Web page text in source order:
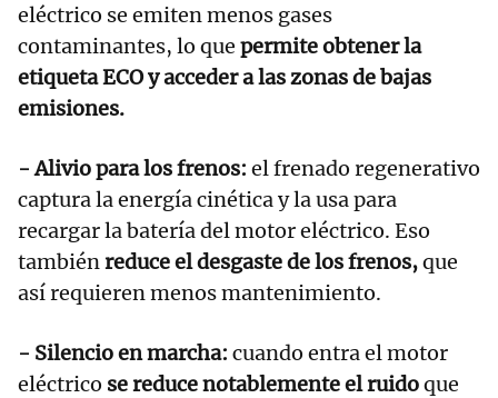
eléctrico se emiten menos gases
contaminantes, lo que permite obtener la
etiqueta ECO y acceder a las zonas de bajas
emisiones.
- Alivio para los frenos: el frenado regenerativo
captura la energía cinética y la usa para
recargar la batería del motor eléctrico. Eso
tambiénreduce el desgaste de los frenos,que
así requieren menos mantenimiento.
- Silencio en marcha: cuando entra el motor
eléctrico se reduce notablemente el ruidoque